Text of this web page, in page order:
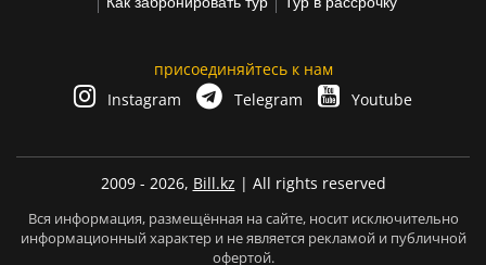
присоединяйтесь к нам
Instagram
Telegram Youtube
2009 - 2026, Bill.kz | All rights reserved
Вся информация, размещённая на сайте, носит исключительно
информационный характер и не является рекламой и публичной
офертой.